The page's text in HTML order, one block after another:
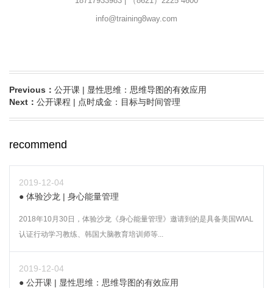
info@training8way.com
Previous： 公开课 | 显性思维：思维导图的有效应用
Next： 公开课程 | 点时成金：目标与时间管理
recommend
2019-12-04
体验沙龙 | 身心能量管理
2018年10月30日，体验沙龙《身心能量管理》邀请到的是具备美国WIAL
认证行动学习教练、韩国大脑教育培训师等...
2019-12-04
公开课 | 显性思维：思维导图的有效应用